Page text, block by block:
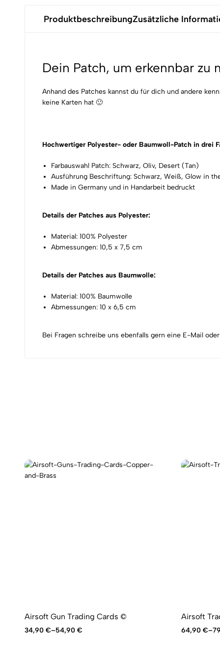
ProduktbeschreibungZusätzliche
Dein Patch, um erkennbar zu
Anhand des Patches kannst du für dich und andere
keine Karten hat 🙂
Hochwertiger Polyester- oder Baumwoll-Patch in drei
Farbauswahl Patch: Schwarz, Oliv, Desert (Tan)
Ausführung Beschriftung: Schwarz, Weiß, Glow in
Made in Germany und in Handarbeit bedruckt
Details der Patches aus Polyester:
Material: 100% Polyester
Abmessungen: 10,5 x 7,5 cm
Details der Patches aus Baumwolle:
Material: 100% Baumwolle
Abmessungen: 10 x 6,5 cm
Bei Fragen schreibe uns ebenfalls gern eine E-Mail
Airsoft Gun Trading Cards ©
34,90 €–54,90 €
Airsoft
64,90 €–